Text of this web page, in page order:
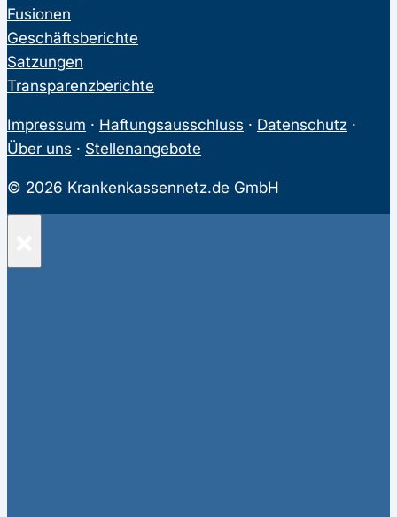
Fusionen
Geschäftsberichte
Satzungen
Transparenzberichte
Impressum · Haftungsausschluss · Datenschutz ·
Über uns · Stellenangebote
© 2026 Krankenkassennetz.de GmbH